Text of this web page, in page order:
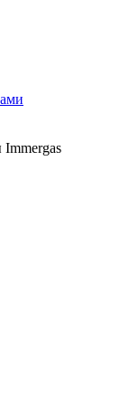
Immergas